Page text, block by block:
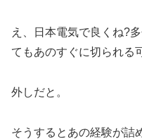
え、日本電気で良くね?
てもあのすぐに切られる
外しだと。
そうするとあの経験が詰